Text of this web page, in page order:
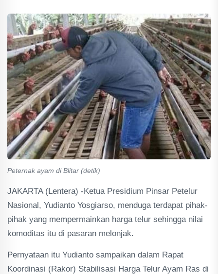
Peternak ayam di Blitar (detik)
JAKARTA (Lentera) -Ketua Presidium Pinsar Petelur
Nasional, Yudianto Yosgiarso, menduga terdapat pihak-
pihak yang mempermainkan harga telur sehingga nilai
komoditas itu di pasaran melonjak.
Pernyataan itu Yudianto sampaikan dalam Rapat
Koordinasi (Rakor) Stabilisasi Harga Telur Ayam Ras di